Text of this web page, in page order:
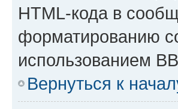
HTML-кода в
форматированию
использованием
Вернуться к